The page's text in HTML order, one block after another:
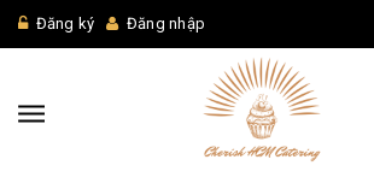
Đăng ký Đăng nhập